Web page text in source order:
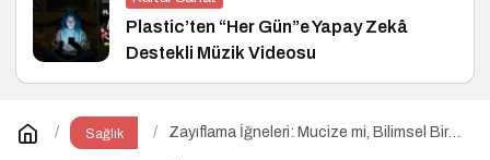
Plastic’ten “Her Gün”e Yapay Zekâ
Destekli Müzik Videosu
Sağlık
Zayıflama İğneleri: Mucize mi, Bilimsel Bir